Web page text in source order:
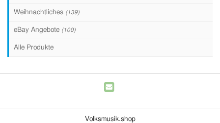
Weihnachtliches (139)
eBay Angebote (100)
Alle Produkte
Volksmusik.shop